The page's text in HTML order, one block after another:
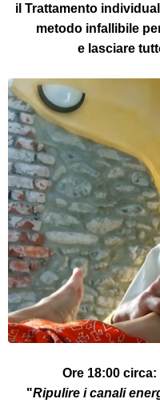
il Trattamento
metodo infallibile
e lasciare
Ore 18:00 circa:
"Ripulire i canali